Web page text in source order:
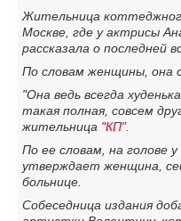
Жительница
Москве, где у актрисы
рассказала о последней
По словам женщины, она
"Она ведь всегда
такая полная, совсем
жительница "КП".
По ее словам, на голове
утверждает женщина,
больнице.
Собеседница издания